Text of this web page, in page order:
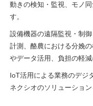
動きの検知・監視、モノ
す。
設備機器の遠隔監視・制
計測、酪農における分娩
やデータ活用、負担の軽減
IoT活用による業務のデジ
ネクシオのソリューショ